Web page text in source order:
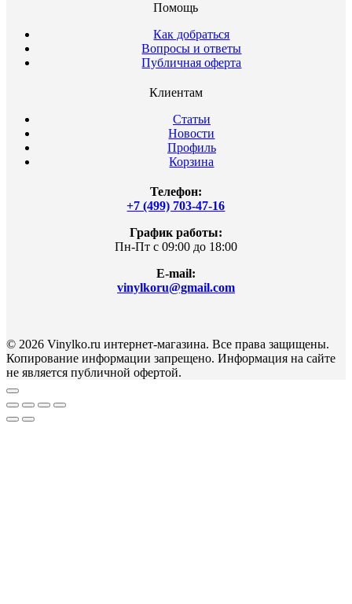
Помощь
Как добраться
Вопросы и ответы
Публичная оферта
Клиентам
Статьи
Новости
Профиль
Корзина
Телефон:
+7 (499) 703-47-16
График работы:
Пн-Пт с 09:00 до 18:00
E-mail:
vinylkoru@gmail.com
© 2026 Vinylko.ru интернет-магазина. Все права защищены.
Копирование информации запрещено. Информация на сайте
не является публичной офертой.